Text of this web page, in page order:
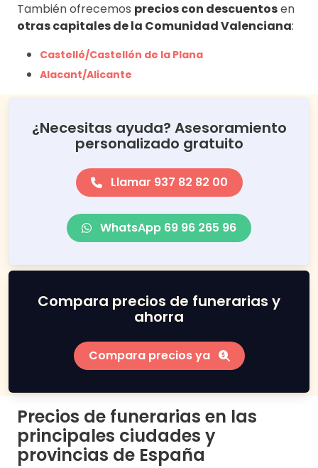
También ofrecemos precios con descuentosen
otras capitales de la Comunidad Valenciana:
Castelló/Castellón de la Plana
Alacant/Alicante
¿Necesitas ayuda? Asesoramiento
personalizado gratuito
Llamar 937 82 82 00
WhatsApp 69 96 265 96
Compara precios de funerarias y
ahorra
Compara precios ya
Precios de funerarias en las
principales ciudades y
provincias de España